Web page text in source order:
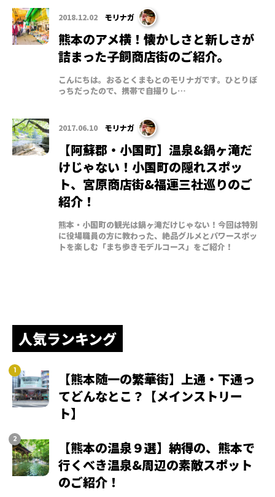
2018.12.02 モリナガ
熊本のアメ横！懐かしさと新しさが
詰まった子飼商店街のご紹介。
こんにちは。おるとくまもとのモリナガです。ひとりぼ
っちだったので、携帯で自撮りし…
2017.06.10 モリナガ
【阿蘇郡・小国町】温泉&鍋ヶ滝だ
けじゃない！小国町の隠れスポッ
ト、宮原商店街&福運三社巡りのご
紹介！
熊本・小国町の観光は鍋ヶ滝だけじゃない！今回は特別
に役場職員の方に教わった、絶品グルメとパワースポッ
トを楽しむ「まち歩きモデルコース」をご紹介！
人気ランキング
【熊本随一の繁華街】上通・下通っ
てどんなとこ？【メインストリー
ト】
【熊本の温泉９選】納得の、熊本で
行くべき温泉&周辺の素敵スポット
のご紹介！